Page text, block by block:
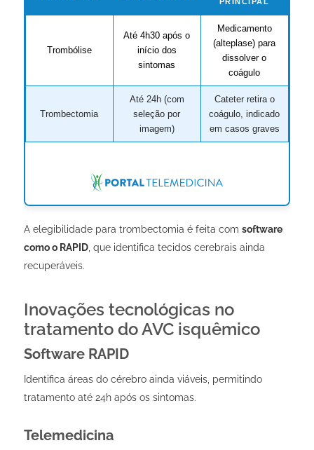
Trombólise
Até 4h30 após o
início dos
sintomas
Medicamento
(alteplase) para
dissolver o
coágulo
Trombectomia
Até 24h (com
seleção por
imagem)
Cateter retira o
coágulo, indicado
em casos graves
A elegibilidade para trombectomia é feita com software
como o RAPID, que identifica tecidos cerebrais ainda
recuperáveis.
Inovações tecnológicas no
tratamento do AVC isquêmico
Software RAPID
Identifica áreas do cérebro ainda viáveis, permitindo
tratamento até 24h após os sintomas.
Telemedicina